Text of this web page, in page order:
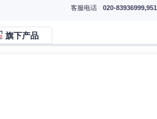
客服电话
020-
旗下产品